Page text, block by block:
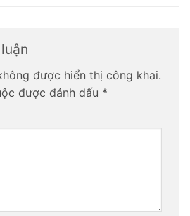
được hiển thị công khai.
được đánh dấu *